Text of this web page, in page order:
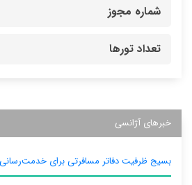
شماره مجوز
تعداد تورها
خبرهای آژانسی
بسیج ظرفیت دفاتر مسافرتی برای خدمت‌رسانی